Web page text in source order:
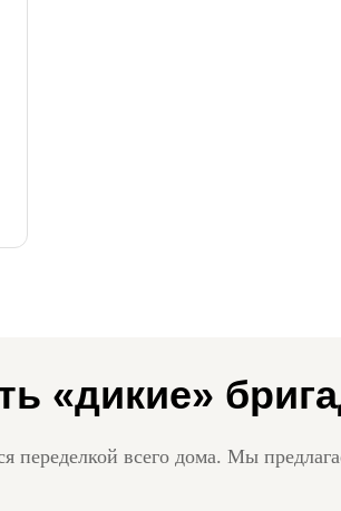
«дикие»
переделкой всего дома. Мы